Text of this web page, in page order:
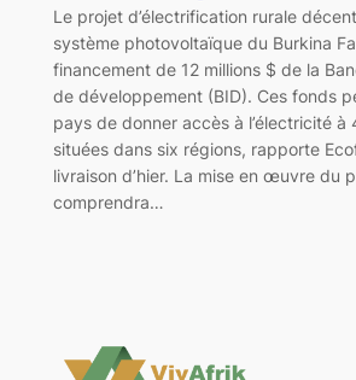
Le projet d’électrification rurale
système photovoltaïque du Burkina
financement de 12 millions $ de la
de développement (BID). Ces fonds
pays de donner accès à l’électricité à
situées dans six régions, rapporte
livraison d’hier. La mise en œuvre du
comprendra…